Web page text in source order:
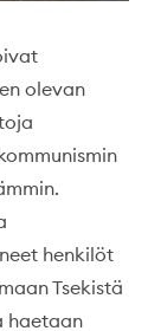
olevan
henkilöt
Tsekistä
haetaan